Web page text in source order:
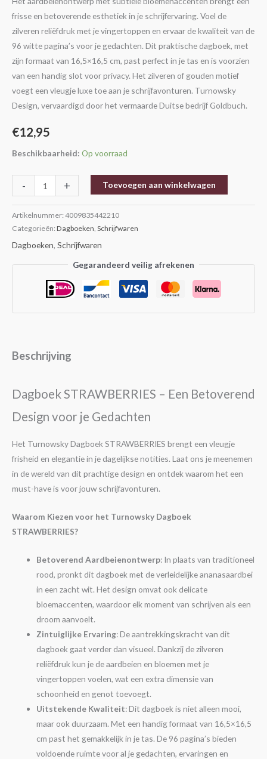
frisse en betoverende esthetiek in je schrijfervaring. Voel de
zilveren reliëfdruk met je vingertoppen en ervaar de kwaliteit van de
96 witte pagina’s voor je gedachten. Dit praktische dagboek, met
zijn formaat van 16,5×16,5 cm, past perfect in je tas en is voorzien
van een handig slot voor privacy. Het zilveren of gouden motief
voegt een vleugje luxe toe aan je schrijfavonturen. Turnowsky
Design, vervaardigd door het vermaarde Duitse bedrijf Goldbuch.
€12,95
Beschikbaarheid: Op voorraad
- + Toevoegen aan winkelwagen
Artikelnummer: 4009835442210
Categorieën: Dagboeken, Schrijfwaren
Dagboeken, Schrijfwaren
Gegarandeerd veilig afrekenen
Beschrijving
Dagboek STRAWBERRIES – Een Betoverend
Design voor je Gedachten
Het Turnowsky Dagboek STRAWBERRIES brengt een vleugje
frisheid en elegantie in je dagelijkse notities. Laat ons je meenemen
in de wereld van dit prachtige design en ontdek waarom het een
must-have is voor jouw schrijfavonturen.
Waarom Kiezen voor het Turnowsky Dagboek
STRAWBERRIES?
Betoverend Aardbeienontwerp: In plaats van traditioneel
rood, pronkt dit dagboek met de verleidelijke ananasaardbei
in een zacht wit. Het design omvat ook delicate
bloemaccenten, waardoor elk moment van schrijven als een
droom aanvoelt.
Zintuiglijke Ervaring: De aantrekkingskracht van dit
dagboek gaat verder dan visueel. Dankzij de zilveren
reliëfdruk kun je de aardbeien en bloemen met je
vingertoppen voelen, wat een extra dimensie van
schoonheid en genot toevoegt.
Uitstekende Kwaliteit: Dit dagboek is niet alleen mooi,
maar ook duurzaam. Met een handig formaat van 16,5×16,5
cm past het gemakkelijk in je tas. De 96 pagina’s bieden
voldoende ruimte voor al je gedachten, ervaringen en